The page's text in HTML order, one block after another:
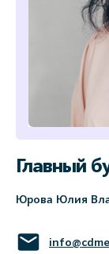
Главный
Юрова Юлия